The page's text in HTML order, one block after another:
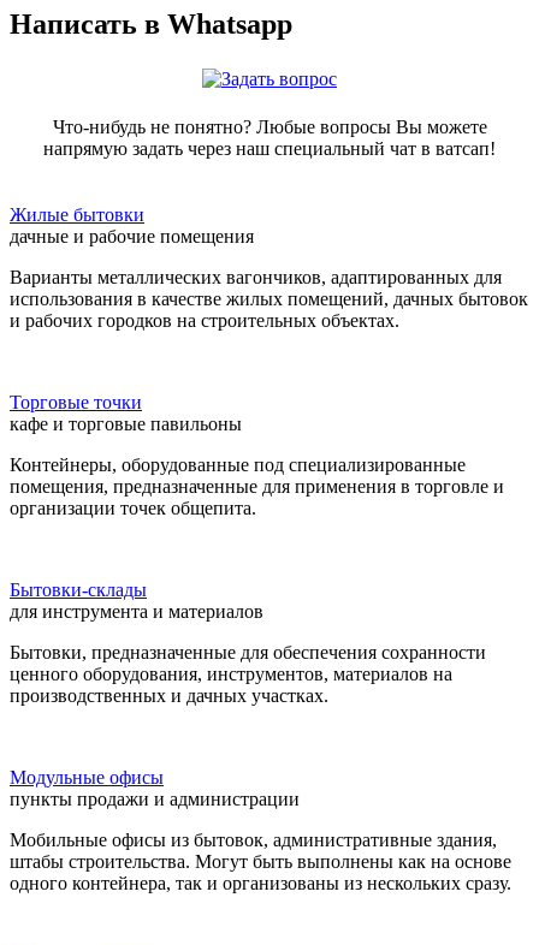
Написать в Whatsapp
Что-нибудь не понятно? Любые вопросы Вы можете
напрямую задать через наш специальный чат в ватсап!
Жилые бытовки
дачные и рабочие помещения
Варианты металлических вагончиков, адаптированных для
использования в качестве жилых помещений, дачных бытовок
и рабочих городков на строительных объектах.
Торговые точки
кафе и торговые павильоны
Контейнеры, оборудованные под специализированные
помещения, предназначенные для применения в торговле и
организации точек общепита.
Бытовки-склады
для инструмента и материалов
Бытовки, предназначенные для обеспечения сохранности
ценного оборудования, инструментов, материалов на
производственных и дачных участках.
Модульные офисы
пункты продажи и администрации
Мобильные офисы из бытовок, административные здания,
штабы строительства. Могут быть выполнены как на основе
одного контейнера, так и организованы из нескольких сразу.